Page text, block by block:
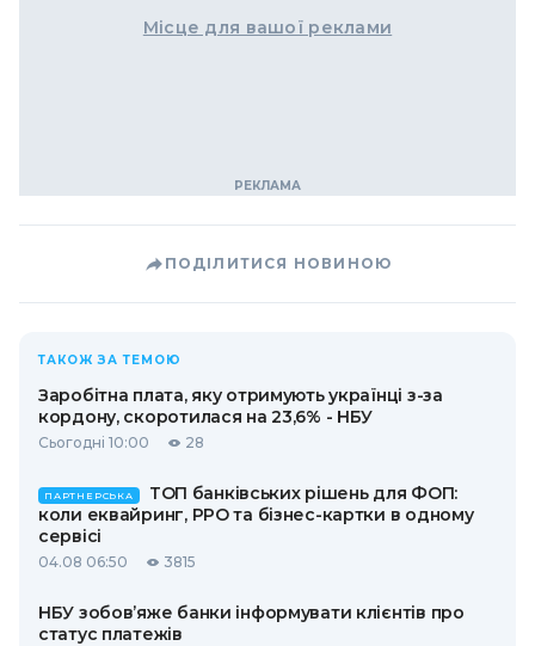
Місце для вашої реклами
ПОДІЛИТИСЯ НОВИНОЮ
ТАКОЖ ЗА ТЕМОЮ
Заробітна плата, яку отримують українці з-за
кордону, скоротилася на 23,6% - НБУ
Сьогодні 10:00 28
ПАРТНЕРСЬКА
ТОП банківських рішень для ФОП:
коли еквайринг, РРО та бізнес-картки в одному
сервісі
04.08 06:50 3815
НБУ зобов’яже банки інформувати клієнтів про
статус платежів